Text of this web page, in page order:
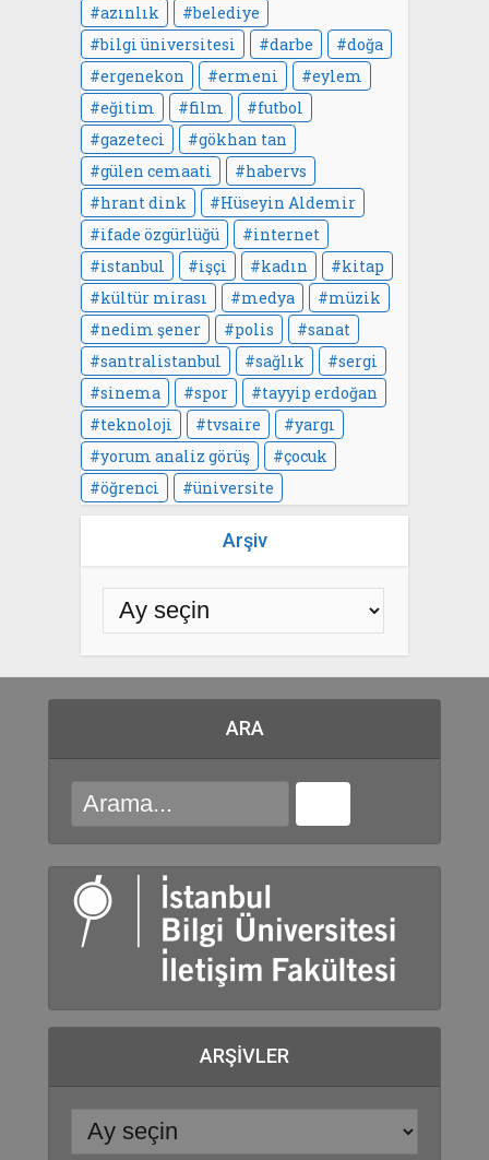
azınlık
belediye
bilgi üniversitesi
darbe
doğa
ergenekon
ermeni
eylem
eğitim
film
futbol
gazeteci
gökhan tan
gülen cemaati
habervs
hrant dink
Hüseyin Aldemir
ifade özgürlüğü
internet
istanbul
işçi kadın
kitap
kültür mirası
medya
müzik
nedim şener
polis
sanat
santralistanbul
sağlık
sergi
sinema
spor
tayyip erdoğan
teknoloji
tvsaire
yargı
yorum analiz görüş
çocuk
öğrenci
üniversite
Arşiv
ARA
ARŞIVLER